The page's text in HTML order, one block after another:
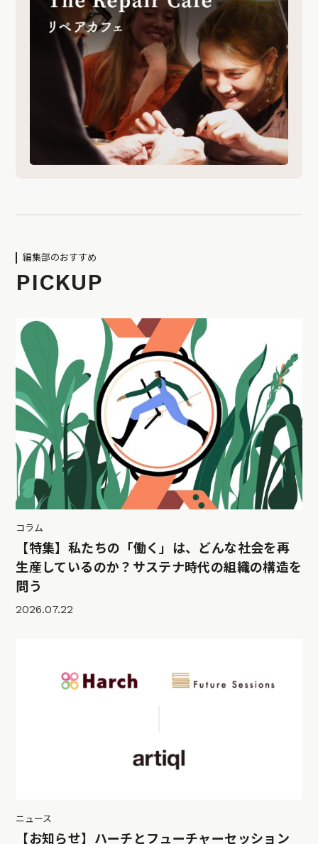
編集部のおすすめ
PICKUP
コラム
【特集】私たちの「働く」は、どんな社会を再
生産しているのか？サステナ時代の組織の構造を
問う
2026.07.22
ニュース
【お知らせ】ハーチとフューチャーセッション